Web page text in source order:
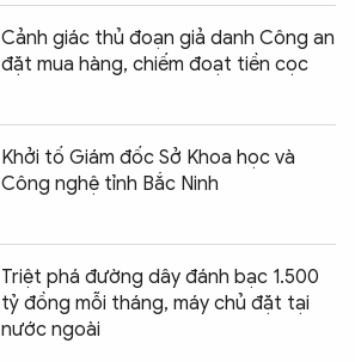
Cảnh giác thủ đoạn giả danh Công an
đặt mua hàng, chiếm đoạt tiền cọc
Khởi tố Giám đốc Sở Khoa học và
Công nghệ tỉnh Bắc Ninh
Triệt phá đường dây đánh bạc 1.500
tỷ đồng mỗi tháng, máy chủ đặt tại
nước ngoài